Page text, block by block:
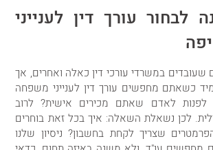
לבחור עורך דין לענייני
שעובדים במשרדי עורכי דין כאלה ואחרים, אך
כשאתם מחפשים עורך דין לענייני משפחה
לפנות לאדם שאתם מכירים אישית? לרוב
לכן נשאלת השאלה: איך בכל זאת בוחרים
שצריך לקחת בחשבון? ניסיון שלנו